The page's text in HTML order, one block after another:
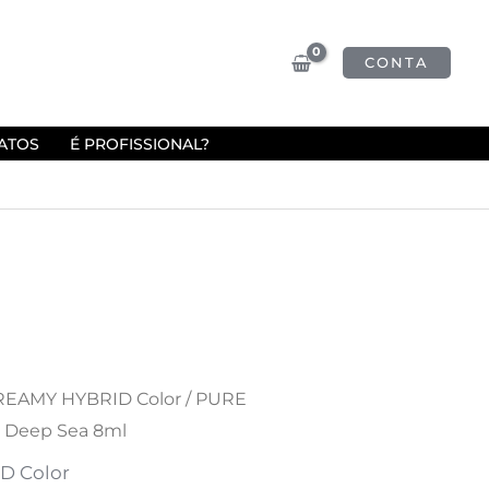
CONTA
É PROFISSIONAL?
HYBRID Color/ PURE
Deep Sea 8ml
Color